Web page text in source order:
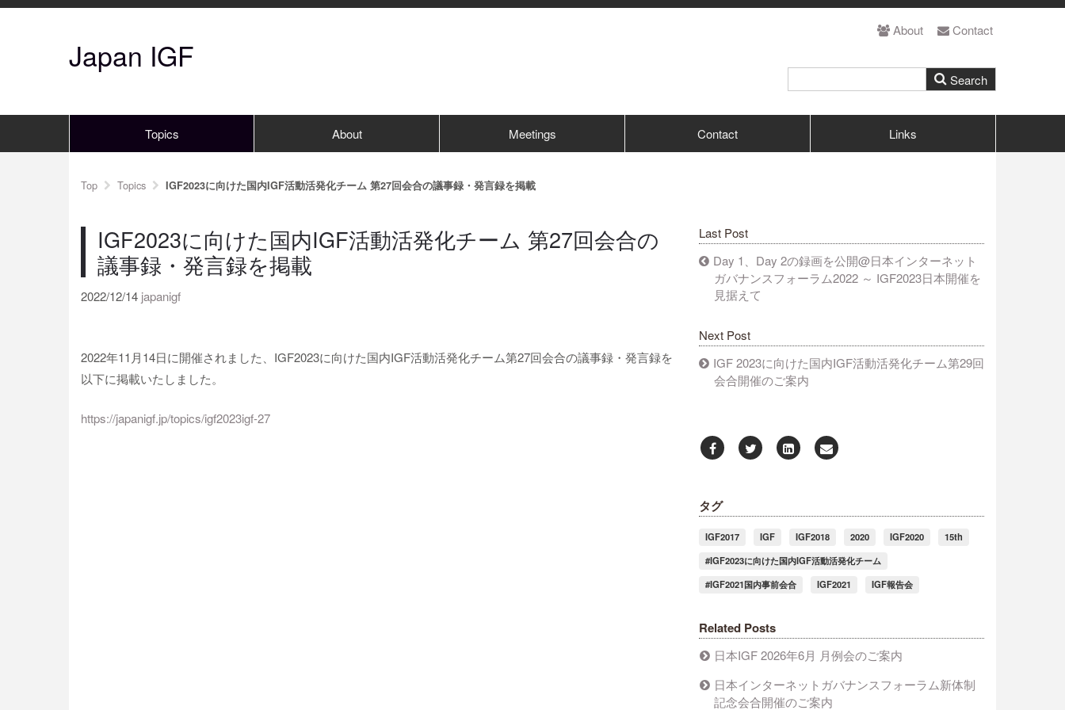
Japan IGF
About Contact
Topics About Meetings Contact Links
Top Topics IGF2023に向けた国内IGF活動活発化チーム 第27回会合の議事録・発言録を掲載
IGF2023に向けた国内IGF活動活発化チーム 第27回会合の
議事録・発言録を掲載
2022/12/14 japanigf
2022年11月14日に開催されました、IGF2023に向けた国内IGF活動活発化チーム第27回会合の議事録・発言録を
以下に掲載いたしました。
https://japanigf.jp/topics/igf2023igf-27
Last Post
Day 1、Day 2の録画を公開@日本インターネット
ガバナンスフォーラム2022 ～ IGF2023日本開催を
見据えて
Next Post
IGF 2023に向けた国内IGF活動活発化チーム第29回
会合開催のご案内
タグ
IGF2017 IGF IGF2018 2020 IGF2020
15th
#IGF2023に向けた国内IGF活動活発化チーム
#IGF2021国内事前会合
IGF2021 IGF報告会
Related Posts
日本IGF 2026年6月 月例会のご案内
日本インターネットガバナンスフォーラム新体制
記念会合開催のご案内